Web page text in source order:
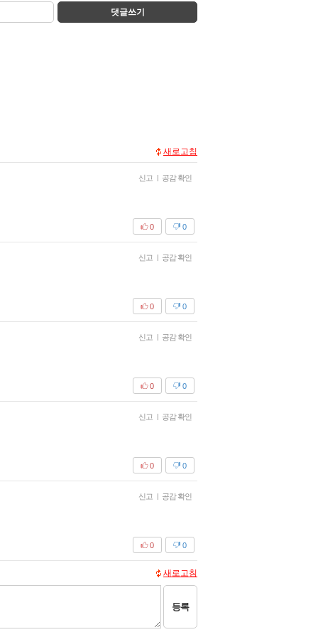
댓글쓰기
새로고침
신고 | 공감 확인
0
0
신고 | 공감 확인
0
0
신고 | 공감 확인
0
0
신고 | 공감 확인
0
0
신고 | 공감 확인
0
0
새로고침
등록